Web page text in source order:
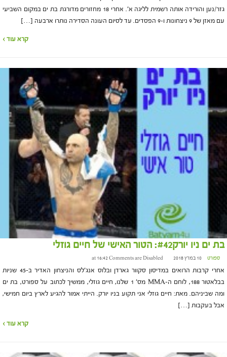
גזר/נען והורידה אותה רשמית לליגה א'. אחרי 18 מחזורים מדורגת בת ים במקום השביעי
עם מאזן של 9 ניצחונות ו-9 הפסדים. עד לסיום העונה הסדירה נותרו ארבעה […]
קרא עוד ›
בת ים ניו יורק#42: הטור האישי של חיים גוזלי
ספורט 10 במרץ 2018 at 16:42 Comments are Disabled
אחרי קרבות הרואים במדיסון סקוור גארדן ובלוס אנג'לס והניצחון האדיר ב-45 שניות
בבלאטור 188, לוחם ה-MMA מס' 1 שלנו, חיים גוזלי, ממשיך לכתוב על ספורט, בת ים
ומה שביניהם. מאת: חיים גוזלי אני תקוע בניו יורק. הייתי אמור להגיע לארץ ביום חמישי,
אבל בעקבות […]
קרא עוד ›